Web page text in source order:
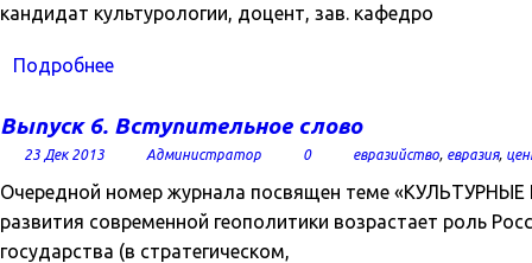
кандидат культурологии, доцент, зав. кафедро
Подробнее
Выпуск 6. Вступительное слово
23 Дек 2013 Администратор 0 евразийство, евразия,
Очередной номер журнала посвящен теме
развития современной геополитики возрастает роль
государства (в стратегическом,